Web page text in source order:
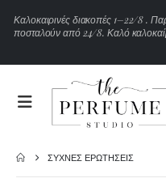
Καλοκαιρινέςδιακοπές 1–22/8. Πα
ποσταλούναπό 24/8. Καλό καλοκαί
ΣΥΧΝΈΣ ΕΡΩΤΉΣΕΙΣ